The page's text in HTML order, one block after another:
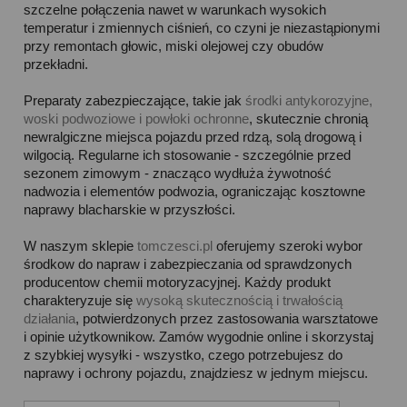
szczelne połączenia nawet w warunkach wysokich
temperatur i zmiennych ciśnień, co czyni je niezastąpionymi
przy remontach głowic, miski olejowej czy obudów
przekładni.
Preparaty zabezpieczające, takie jakśrodki antykorozyjne,
woski podwoziowe i powłoki ochronne, skutecznie chronią
newralgiczne miejsca pojazdu przed rdzą, solą drogową i
wilgocią. Regularne ich stosowanie - szczególnie przed
sezonem zimowym - znacząco wydłuża żywotność
nadwozia i elementów podwozia, ograniczając kosztowne
naprawy blacharskie w przyszłości.
W naszym sklepietomczesci.pl oferujemy szeroki wybor
środkow do napraw i zabezpieczania od sprawdzonych
producentow chemii motoryzacyjnej. Każdy produkt
charakteryzuje sięwysoką skutecznością i trwałością
działania, potwierdzonych przez zastosowania warsztatowe
i opinie użytkownikow. Zamów wygodnie online i skorzystaj
z szybkiej wysyłki - wszystko, czego potrzebujesz do
naprawy i ochrony pojazdu, znajdziesz w jednym miejscu.